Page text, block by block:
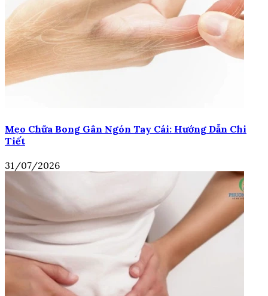
Mẹo Chữa Bong Gân Ngón Tay Cái: Hướng Dẫn Chi
Tiết
31/07/2026